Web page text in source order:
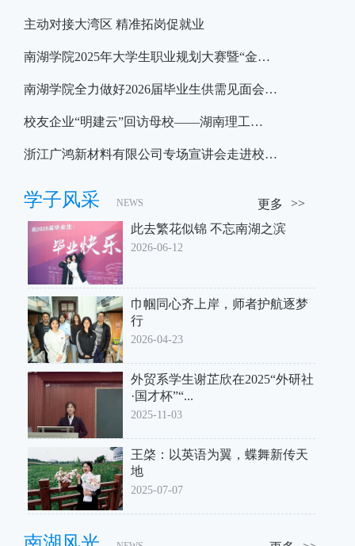
主动对接大湾区 精准拓岗促就业
南湖学院2025年大学生职业规划大赛暨“金…
南湖学院全力做好2026届毕业生供需见面会…
校友企业“明建云”回访母校——湖南理工…
浙江广鸿新材料有限公司专场宣讲会走进校…
学子风采 NEWS
更多
此去繁花似锦 不忘南湖之滨
2026-06-12
巾帼同心齐上岸，师者护航逐梦
行
2026-04-23
外贸系学生谢芷欣在2025“外研社
·国才杯”“...
2025-11-03
王棨：以英语为翼，蝶舞新传天
地
2025-07-07